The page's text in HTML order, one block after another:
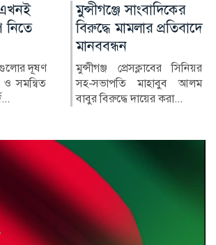
সিনিয়র
আলম
নিরাপদ অভিবাসনে
প্রতারণার ঝুঁকি কমে:
জেলা প্রশাসক নুরমহল
আশরাফী
নিরাপদ, নিয়মিত ও বিধিসম্মত
অভিবাসনের মাধ্যমে